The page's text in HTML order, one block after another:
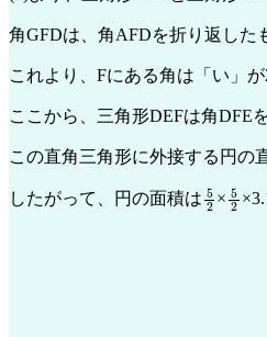
角GFDは、角AFDを折り返した
これより、Fにある角は「い」
ここから、三角形DEFは角DFE
この直角三角形に外接する円の
したがって、円の面積は 52 × 52